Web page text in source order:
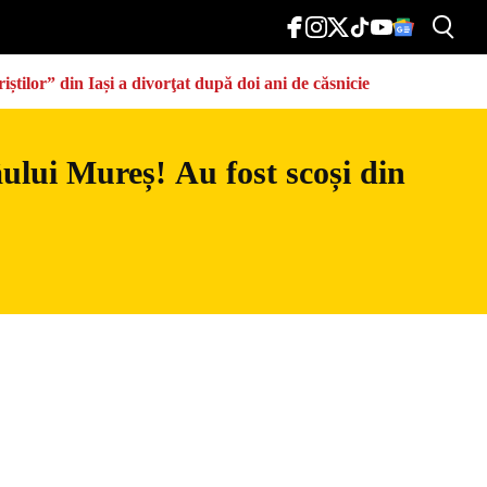
din Iași a divorţat după doi ani de căsnicie
Mureș! Au fost scoși din